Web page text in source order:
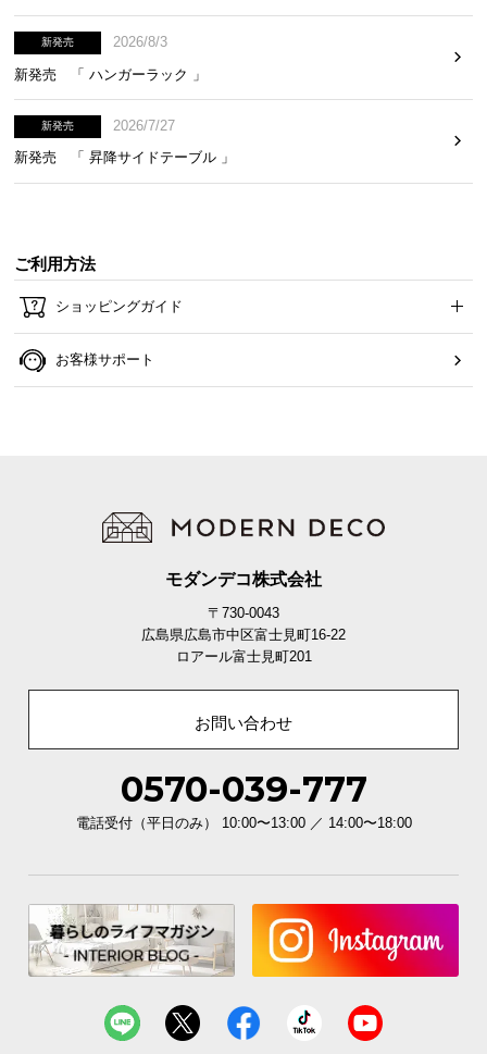
新発売
2026/8/3
新発売 「 ハンガーラック 」
新発売
2026/7/27
新発売 「 昇降サイドテーブル 」
ご利用方法
ショッピングガイド
お客様サポート
モダンデコ株式会社
〒730-0043
広島県広島市中区富士見町16-22
ロアール富士見町201
お問い合わせ
0570-039-777
電話受付（平日のみ） 10:00〜13:00 ／ 14:00〜18:00